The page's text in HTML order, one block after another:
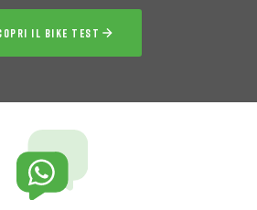
IL BIKE TEST